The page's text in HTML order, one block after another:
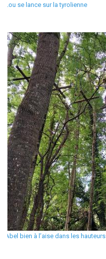
Lou se lance sur la tyrolienne
Abel bien à l’aise dans les hauteurs